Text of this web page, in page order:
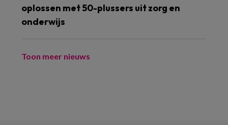
oplossen met 50-plussers uit zorg en
onderwijs
Toon meer nieuws